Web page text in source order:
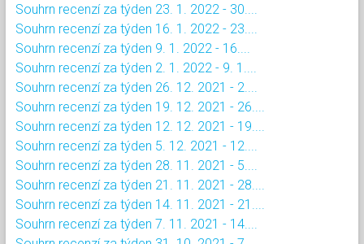
Souhrn recenzí za týden 23. 1. 2022 - 30....
Souhrn recenzí za týden 16. 1. 2022 - 23....
Souhrn recenzí za týden 9. 1. 2022 - 16....
Souhrn recenzí za týden 2. 1. 2022 - 9. 1....
Souhrn recenzí za týden 26. 12. 2021 - 2....
Souhrn recenzí za týden 19. 12. 2021 - 26....
Souhrn recenzí za týden 12. 12. 2021 - 19....
Souhrn recenzí za týden 5. 12. 2021 - 12....
Souhrn recenzí za týden 28. 11. 2021 - 5....
Souhrn recenzí za týden 21. 11. 2021 - 28....
Souhrn recenzí za týden 14. 11. 2021 - 21....
Souhrn recenzí za týden 7. 11. 2021 - 14....